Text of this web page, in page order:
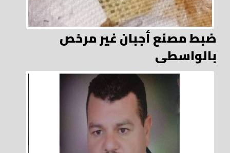
ضبط مصنع أجبان غير مرخص
بالواسطى